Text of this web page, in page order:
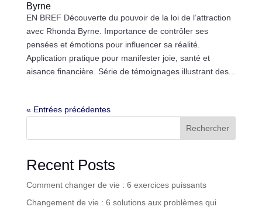
Byrne
EN BREF Découverte du pouvoir de la loi de l’attraction
avec Rhonda Byrne. Importance de contrôler ses
pensées et émotions pour influencer sa réalité.
Application pratique pour manifester joie, santé et
aisance financière. Série de témoignages illustrant des...
« Entrées précédentes
Rechercher
Recent Posts
Comment changer de vie : 6 exercices puissants
Changement de vie : 6 solutions aux problèmes qui